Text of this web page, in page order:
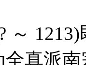
～
全真派